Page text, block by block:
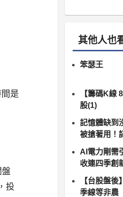
是
投
其他人也
笨瑟王
【籌碼K線
股(1)
記憶體缺到
被搶著用！
亞科、群聯
AI電力剛需
收連四季創
【台股盤
季線等非農